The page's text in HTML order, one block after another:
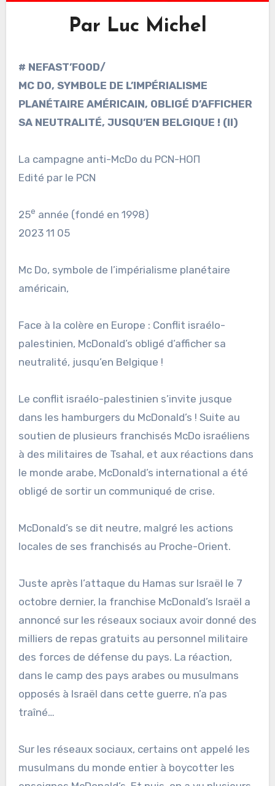
Par Luc Michel
# NEFAST’FOOD/
MC DO, SYMBOLE DE L’IMPÉRIALISME
PLANÉTAIRE AMÉRICAIN, OBLIGÉ D’AFFICHER
SA NEUTRALITÉ, JUSQU’EN BELGIQUE ! (II)
La campagne anti-McDo du PCN-НОП
Edité par le PCN
25e année (fondé en 1998)
2023 11 05
Mc Do, symbole de l’impérialisme planétaire
américain,
Face à la colère en Europe : Conflit israélo-
palestinien, McDonald’s obligé d’afficher sa
neutralité, jusqu’en Belgique !
Le conflit israélo-palestinien s’invite jusque
dans les hamburgers du McDonald’s ! Suite au
soutien de plusieurs franchisés McDo israéliens
à des militaires de Tsahal, et aux réactions dans
le monde arabe, McDonald’s international a été
obligé de sortir un communiqué de crise.
McDonald’s se dit neutre, malgré les actions
locales de ses franchisés au Proche-Orient.
Juste après l’attaque du Hamas sur Israël le 7
octobre dernier, la franchise McDonald’s Israël a
annoncé sur les réseaux sociaux avoir donné des
milliers de repas gratuits au personnel militaire
des forces de défense du pays. La réaction,
dans le camp des pays arabes ou musulmans
opposés à Israël dans cette guerre, n’a pas
traîné…
Sur les réseaux sociaux, certains ont appelé les
musulmans du monde entier à boycotter les